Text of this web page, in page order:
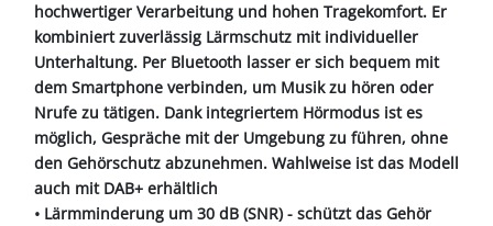
hochwertiger Verarbeitung und hohen Tragekomfort. Er
kombiniert zuverlässig Lärmschutz mit individueller
Unterhaltung. Per Bluetooth lasser er sich bequem mit
dem Smartphone verbinden, um Musik zu hören oder
Nrufe zu tätigen. Dank integriertem Hörmodus ist es
möglich, Gespräche mit der Umgebung zu führen, ohne
den Gehörschutz abzunehmen. Wahlweise ist das Modell
auch mit DAB+ erhältlich
• Lärmminderung um 30 dB (SNR) - schützt das Gehör